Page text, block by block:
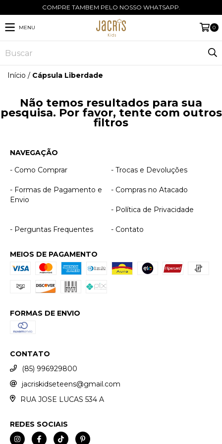
COMPRE TAMBEM PELO NOSSO WHATSAPP.
MENU 0
Início / Cápsula Liberdade
Não temos resultados para sua
pesquisa. Por favor, tente com outros
filtros
NAVEGAÇÃO
- Como Comprar
- Trocas e Devoluções
- Formas de Pagamento e
Envio
- Compras no Atacado
- Política de Privacidade
- Perguntas Frequentes - Contato
MEIOS DE PAGAMENTO
FORMAS DE ENVIO
CONTATO
(85) 996929800
jacriskidseteens@gmail.com
RUA JOSE LUCAS 534 A
REDES SOCIAIS